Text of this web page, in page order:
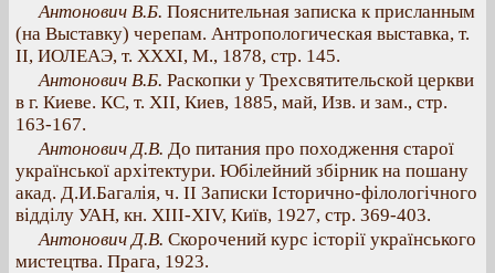
Антонович В.Б. Пояснительная записка к присланным
(на Выставку) черепам. Антропологическая выставка, т.
II, ИОЛЕАЭ, т. XXXI, М., 1878, стр. 145.
Антонович В.Б. Раскопки у Трехсвятительской церкви
в г. Киеве. КС, т. XII, Киев, 1885, май, Изв. и зам., стр.
163-167.
Антонович Д.В. До питания про походження старої
української архітектури. Юбілейний збірник на пошану
акад. Д.И.Багалія, ч. II Записки Історично-філологічного
відділу УАН, кн. XIII-XIV, Київ, 1927, стр. 369-403.
Антонович Д.В. Скорочений курс історії українського
мистецтва. Прага, 1923.